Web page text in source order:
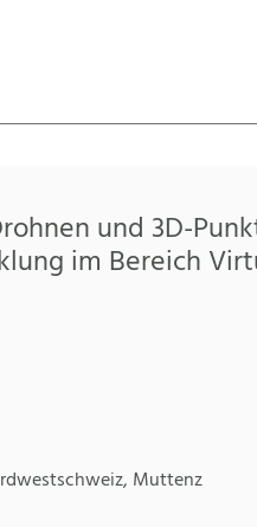
und 3D-
im Bereich
Muttenz